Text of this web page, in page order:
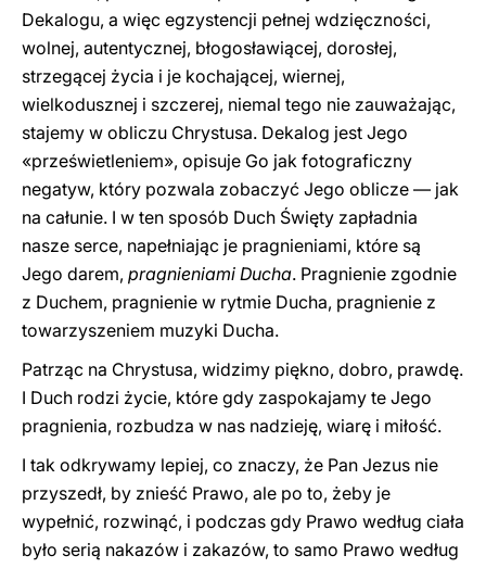
Dekalogu, a więc egzystencji pełnej wdzięczności,
wolnej, autentycznej, błogosławiącej, dorosłej,
strzegącej życia i je kochającej, wiernej,
wielkodusznej i szczerej, niemal tego nie zauważając,
stajemy w obliczu Chrystusa. Dekalog jest Jego
«prześwietleniem», opisuje Go jak fotograficzny
negatyw, który pozwala zobaczyć Jego oblicze — jak
na całunie. I w ten sposób Duch Święty zapładnia
nasze serce, napełniając je pragnieniami, które są
Jego darem, pragnieniami Ducha. Pragnienie zgodnie
z Duchem, pragnienie w rytmie Ducha, pragnienie z
towarzyszeniem muzyki Ducha.
Patrząc na Chrystusa, widzimy piękno, dobro, prawdę.
I Duch rodzi życie, które gdy zaspokajamy te Jego
pragnienia, rozbudza w nas nadzieję, wiarę i miłość.
I tak odkrywamy lepiej, co znaczy, że Pan Jezus nie
przyszedł, by znieść Prawo, ale po to, żeby je
wypełnić, rozwinąć, i podczas gdy Prawo według ciała
było serią nakazów i zakazów, to samo Prawo według